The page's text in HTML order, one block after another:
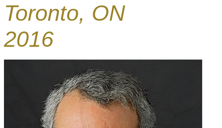
Toronto, ON
2016